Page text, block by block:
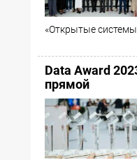
«Открытые
Data Award
прямой